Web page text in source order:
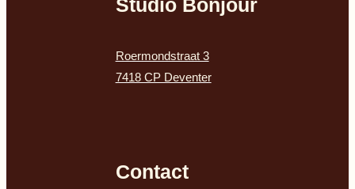
Studio Bonjour
Roermondstraat 3
7418 CP Deventer
Contact